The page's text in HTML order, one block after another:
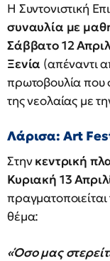
Η Συντονιστική
συναυλία με
Σάββατο 12
Ξενία (απέναντι
πρωτοβουλία που
της νεολαίας με
Λάρισα: Art
Στηνκεντρική
Κυριακή 13
πραγματοποιείται
θέμα:
«Όσο μας